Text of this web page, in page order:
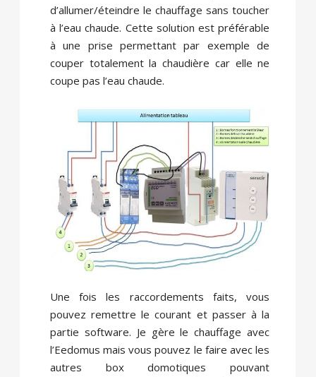
d’allumer/éteindre le chauffage sans toucher
à l’eau chaude. Cette solution est préférable
à une prise permettant par exemple de
couper totalement la chaudière car elle ne
coupe pas l’eau chaude.
Une fois les raccordements faits, vous
pouvez remettre le courant et passer à la
partie software. Je gère le chauffage avec
l’Eedomus mais vous pouvez le faire avec les
autres box domotiques pouvant